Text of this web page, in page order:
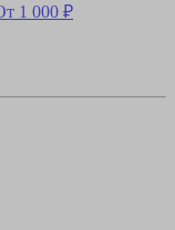
1 000 ₽